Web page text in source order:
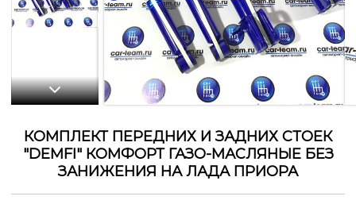
КОМПЛЕКТ ПЕРЕДНИХ И ЗАДНИХ СТОЕК
"DEMFI" КОМФОРТ ГАЗО-МАСЛЯНЫЕ БЕЗ
ЗАНИЖЕНИЯ НА ЛАДА ПРИОРА